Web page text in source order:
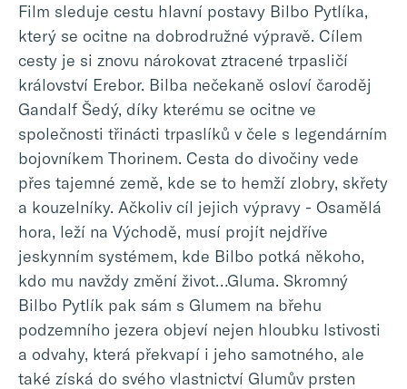
Film sleduje cestu hlavní postavy Bilbo Pytlíka,
který se ocitne na dobrodružné výpravě. Cílem
cesty je si znovu nárokovat ztracené trpasličí
království Erebor. Bilba nečekaně osloví čaroděj
Gandalf Šedý, díky kterému se ocitne ve
společnosti třinácti trpaslíků v čele s legendárním
bojovníkem Thorinem. Cesta do divočiny vede
přes tajemné země, kde se to hemží zlobry, skřety
a kouzelníky. Ačkoliv cíl jejich výpravy - Osamělá
hora, leží na Východě, musí projít nejdříve
jeskynním systémem, kde Bilbo potká někoho,
kdo mu navždy změní život…Gluma. Skromný
Bilbo Pytlík pak sám s Glumem na břehu
podzemního jezera objeví nejen hloubku lstivosti
a odvahy, která překvapí i jeho samotného, ale
také získá do svého vlastnictví Glumův prsten